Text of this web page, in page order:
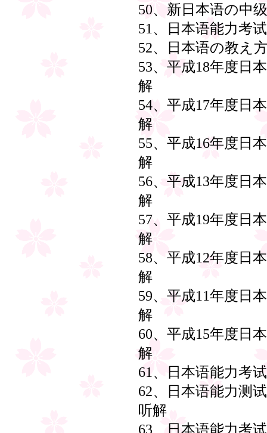
50、新日本语の中
51、日本语能力考
52、日本语の教え
53、平成18年度日
解
54、平成17年度日
解
55、平成16年度日
解
56、平成13年度日
解
57、平成19年度日
解
58、平成12年度日
解
59、平成11年度日
解
60、平成15年度日
解
61、日本语能力考
62、日本语能力测
听解
63、日本语能力考